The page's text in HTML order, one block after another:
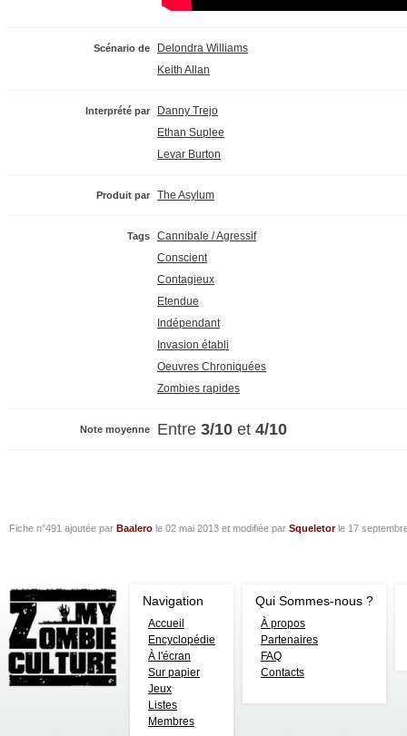
Scénario de
Delondra Williams
Keith Allan
Interprété par
Danny Trejo
Ethan Suplee
Levar Burton
Produit par The Asylum
Tags
Cannibale / Agressif
Conscient
Contagieux
Etendue
Indépendant
Invasion établi
Oeuvres Chroniquées
Zombies rapides
Note moyenne Entre 3/10 et 4/10
Fiche n°491 ajoutée par Baalero le 02 mai 2013 et modifiée par Squeletorle 17
Navigation
Accueil
Encyclopédie
À l'écran
Sur papier
Jeux
Listes
Membres
Qui Sommes-nous ?
À propos
Partenaires
FAQ
Contacts